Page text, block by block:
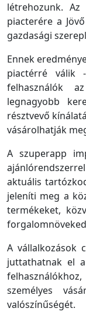
létrehozunk.
piacterére a
gazdasági
Ennek
piactérré válik
felhasználók
legnagyobb
résztvevő
vásárolhatják
A szuperapp
aktuális
jeleníti meg a
termékeket,
A vállalkozások
juttathatnak el
személyes
valószínűségét.